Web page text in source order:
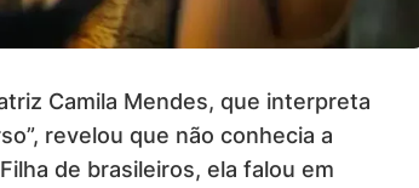
Camila Mendes, que interpreta
revelou que não conhecia a
de brasileiros, ela falou em